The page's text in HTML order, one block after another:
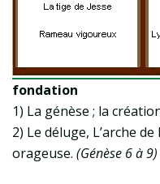
fondation
1) La génèse ; la
2) Le déluge, L’arche
orageuse. (Génèse 6 à 9)